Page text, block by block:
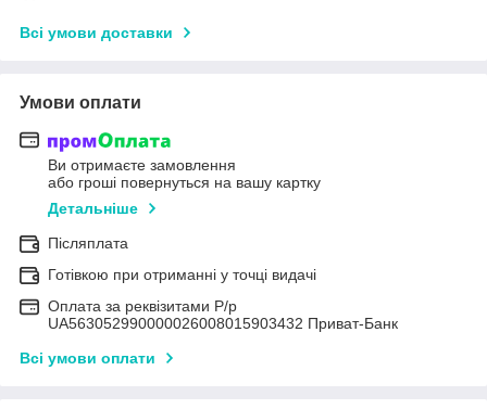
Всі умови доставки
Умови оплати
Ви отримаєте замовлення
або гроші повернуться на вашу картку
Детальніше
Післяплата
Готівкою при отриманні у точці видачі
Оплата за реквізитами Р/р
UA563052990000026008015903432 Приват-Банк
Всі умови оплати